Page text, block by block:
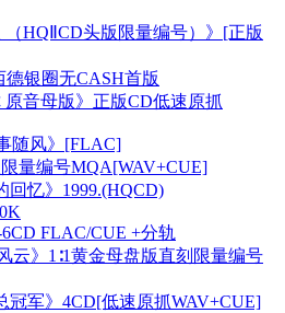
HQⅡCD头版限量编号）》[正版
银圈无CASH首版
音母版》正版CD低速原抓
随风》[FLAC]
量编号MQA[WAV+CUE]
回忆》1999.(HQCD)
FLAC/CUE +分轨
云》1∶1黄金母盘版直刻限量编号
冠军》4CD[低速原抓WAV+CUE]